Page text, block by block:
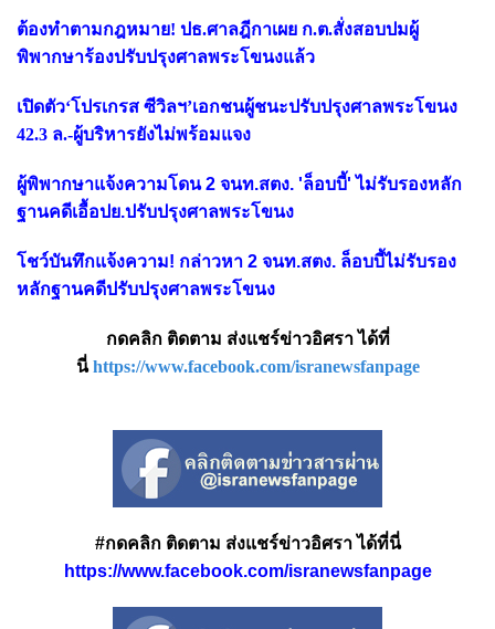
ต้องทำตามกฎหมาย! ปธ.ศาลฎีกาเผย ก.ต.สั่งสอบปมผู้
พิพากษาร้องปรับปรุงศาลพระโขนงแล้ว
เปิดตัว‘โปรเกรส ซีวิลฯ’เอกชนผู้ชนะปรับปรุงศาลพระโขนง
42.3 ล.-ผู้บริหารยังไม่พร้อมแจง
ผู้พิพากษาแจ้งความโดน 2 จนท.สตง. 'ล็อบบี้' ไม่รับรองหลัก
ฐานคดีเอื้อปย.ปรับปรุงศาลพระโขนง
โชว์บันทึกแจ้งความ! กล่าวหา 2 จนท.สตง. ล็อบบี้ไม่รับรอง
หลักฐานคดีปรับปรุงศาลพระโขนง
กดคลิก ติดตาม ส่งแชร์ข่าวอิศรา ได้ที่
นี่ https://www.facebook.com/isranewsfanpage
#กดคลิก ติดตาม ส่งแชร์ข่าวอิศรา ได้ที่นี่
https://www.facebook.com/isranewsfanpage